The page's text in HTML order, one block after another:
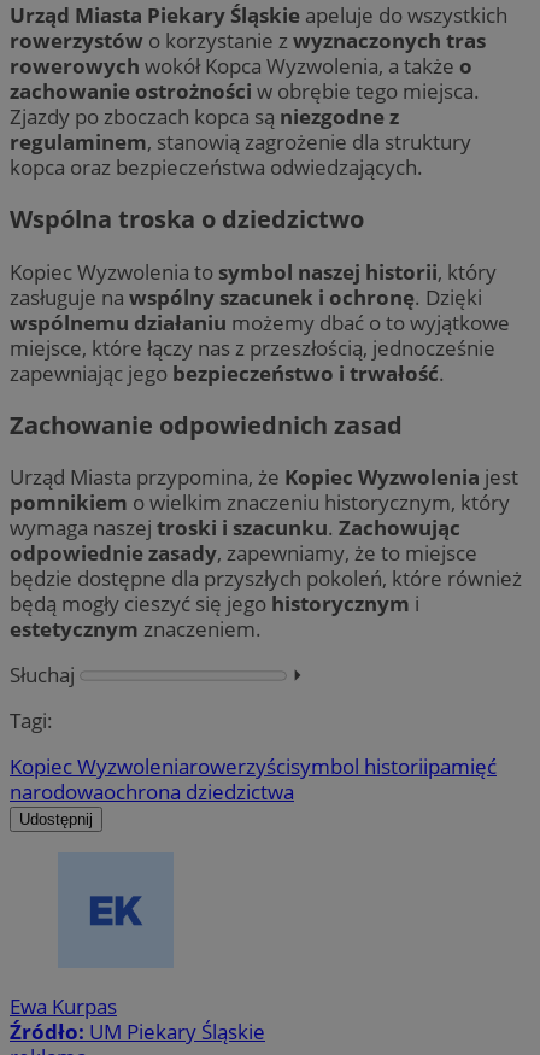
Urząd Miasta Piekary Śląskie apeluje do wszystkich
rowerzystów o korzystanie zwyznaczonych tras
rowerowych wokół Kopca Wyzwolenia, a także o
zachowanie ostrożności w obrębie tego miejsca.
Zjazdy po zboczach kopca są niezgodne z
regulaminem, stanowią zagrożenie dla struktury
kopca oraz bezpieczeństwa odwiedzających.
Wspólna troska o dziedzictwo
Kopiec Wyzwolenia to symbol naszej historii, który
zasługuje na wspólny szacunek i ochronę. Dzięki
wspólnemu działaniu możemy dbać o to wyjątkowe
miejsce, które łączy nas z przeszłością, jednocześnie
zapewniając jego bezpieczeństwo i trwałość.
Zachowanie odpowiednich zasad
Urząd Miasta przypomina, że Kopiec Wyzwolenia jest
pomnikiem o wielkim znaczeniu historycznym, który
wymaga naszej troski i szacunku. Zachowując
odpowiednie zasady, zapewniamy, że to miejsce
będzie dostępne dla przyszłych pokoleń, które również
będą mogły cieszyć się jego historycznym i
estetycznym znaczeniem.
Słuchaj
⏵︎
Tagi:
Kopiec Wyzwoleniarowerzyścisymbol historiipamięć
narodowaochrona dziedzictwa
Udostępnij
Ewa Kurpas
Źródło: UM Piekary Śląskie